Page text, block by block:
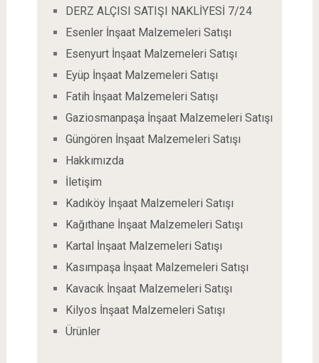
DERZ ALÇISI SATIŞI NAKLİYESİ 7/24
Esenler İnşaat Malzemeleri Satışı
Esenyurt İnşaat Malzemeleri Satışı
Eyüp İnşaat Malzemeleri Satışı
Fatih İnşaat Malzemeleri Satışı
Gaziosmanpaşa İnşaat Malzemeleri Satışı
Güngören İnşaat Malzemeleri Satışı
Hakkımızda
İletişim
Kadıköy İnşaat Malzemeleri Satışı
Kağıthane İnşaat Malzemeleri Satışı
Kartal İnşaat Malzemeleri Satışı
Kasımpaşa İnşaat Malzemeleri Satışı
Kavacık İnşaat Malzemeleri Satışı
Kilyos İnşaat Malzemeleri Satışı
Ürünler